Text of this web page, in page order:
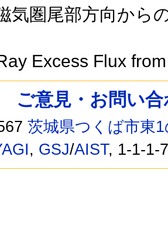
気圏尾部方向から
Excess Flux
ご意見・お問い
茨城県つくば市東
, GSJ/AIST, 1-1-1-